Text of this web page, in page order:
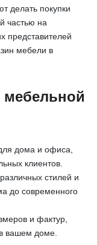
делать покупки
частью на
представителей
мебели в
дома и офиса,
клиентов.
стилей и
до современного
и фактур,
вашем доме.